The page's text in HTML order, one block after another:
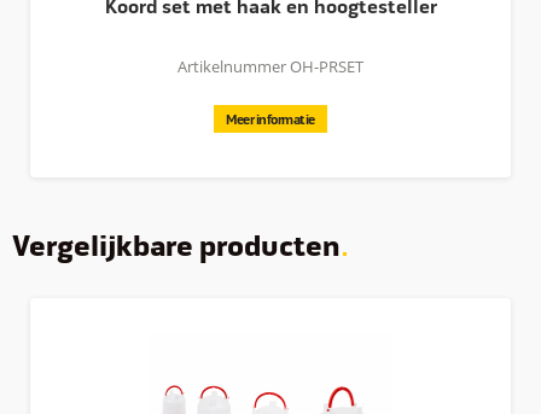
Koord set met haak en hoogtesteller
Artikelnummer OH-PRSET
Meer informatie
Vergelijkbare producten